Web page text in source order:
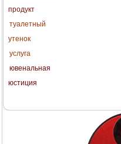
продукт
туалетный
утенок
услуга
ювенальная
юстиция